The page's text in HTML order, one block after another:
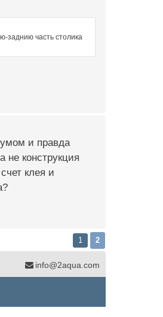
заднию часть столика
и правда
не конструкция
клея и
1 2
info@2aqua.com